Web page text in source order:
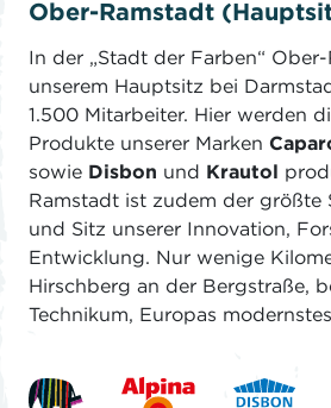
Ober-Ramstadt
In der „Stadt der Farben“
unserem Hauptsitz bei
1.500 Mitarbeiter. Hier werden
Produkte unserer Marken
sowie Disbon und Krautol
Ramstadt ist zudem der größte
und Sitz unserer Innovation,
Entwicklung. Nur wenige
Hirschberg an der Bergstraße,
Technikum, Europas